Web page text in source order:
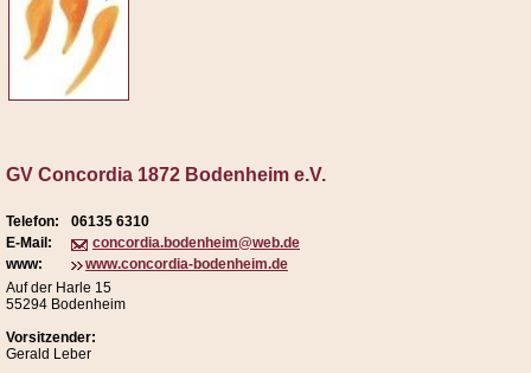
GV Concordia 1872 Bodenheim e.V.
Telefon:
06135 6310
E-Mail:
concordia.bodenheim@web.de
www:
www.concordia-bodenheim.de
Auf der Harle 15
55294 Bodenheim
Vorsitzender:
Gerald Leber